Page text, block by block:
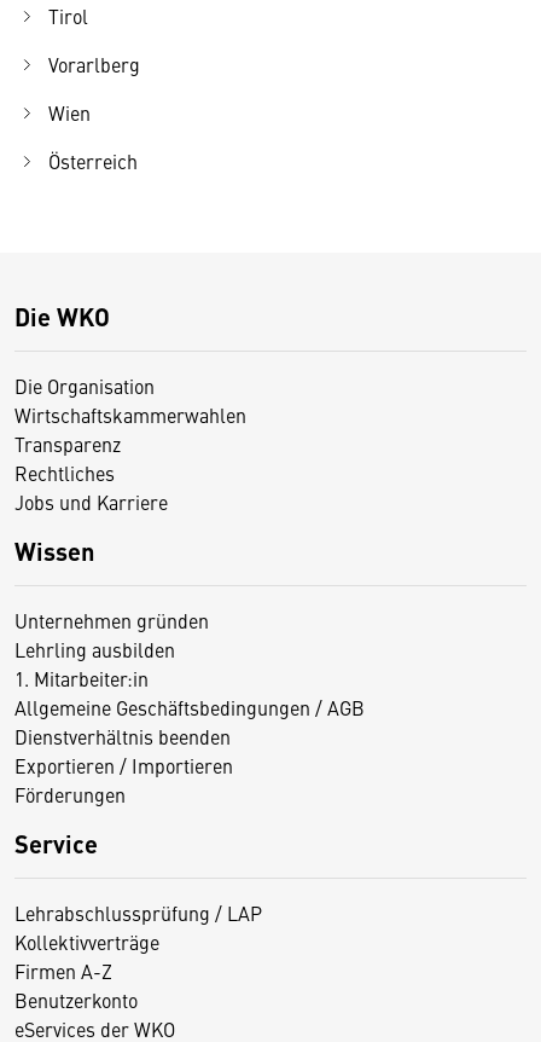
Tirol
Vorarlberg
Wien
Österreich
Die WKO
Die Organisation
Wirtschaftskammerwahlen
Transparenz
Rechtliches
Jobs und Karriere
Wissen
Unternehmen gründen
Lehrling ausbilden
1. Mitarbeiter:in
Allgemeine Geschäftsbedingungen / AGB
Dienstverhältnis beenden
Exportieren / Importieren
Förderungen
Service
Lehrabschlussprüfung / LAP
Kollektivverträge
Firmen A-Z
Benutzerkonto
eServices der WKO